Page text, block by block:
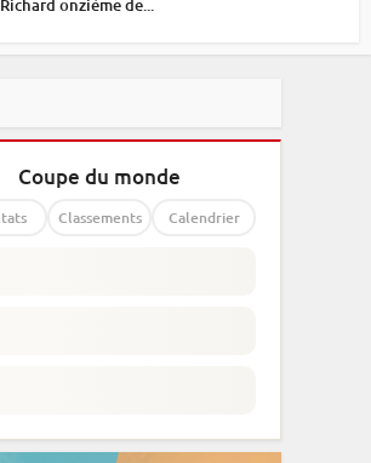
Richard onzième de...
Coupe du monde
Classements Calendrier